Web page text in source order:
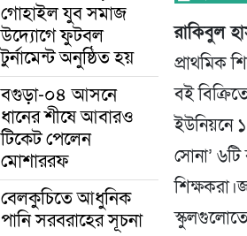
গোহাইল যুব সমাজ
উদ্যোগে ফুটবল
টুর্নামেন্ট অনুষ্ঠিত হয়
বগুড়া-০৪ আসনে
ধানের শীষে আবারও
টিকেট পেলেন
মোশাররফ
বেলকুচিতে আধুনিক
পানি সরবরাহের সূচনা
রাকিবুল
প্রাথমিক
বই
ইউনিয়নে
সোনা’
স্কুলগুলোতে